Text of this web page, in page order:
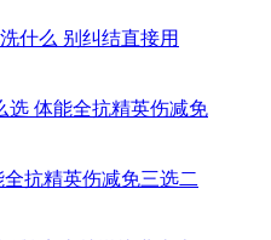
什么 别纠结直接用
全抗精英伤减免三选二